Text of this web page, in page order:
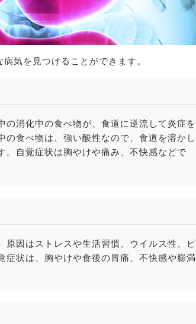
気を見つけることができます。
の消化中の食べ物が、食道に逆流して炎症を
の食べ物は、強い酸性なので、食道を溶かし
。自覚症状は胸やけや痛み、不快感などで
原因はストレスや生活習慣、ウイルス性、ピ
症状は、胸やけや食後の胃痛、不快感や膨満